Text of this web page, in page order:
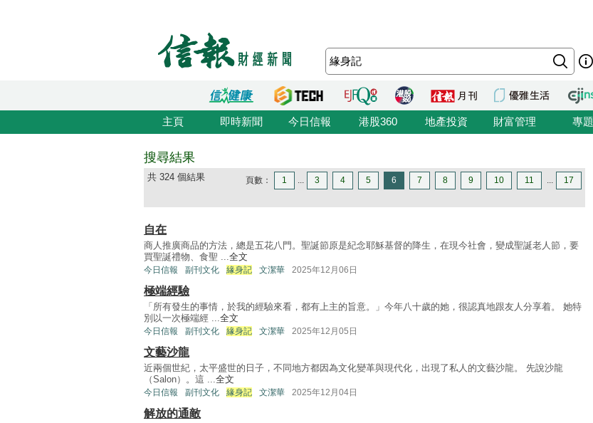
主頁 即時新聞 今日信報 港股360 地產投資 財富管理 專題
搜尋結果
共 324 個結果 頁數： 1 ... 3 4 5 6 7 8 9 10 11 ... 17
自在
商人推廣商品的方法，總是五花八門。聖誕節原是紀念耶穌基督的降生，在現今社會，變成聖誕老人節，要
買聖誕禮物、食聖 ...全文
今日信報 副刊文化 緣身記 文潔華 2025年12月06日
極端經驗
「所有發生的事情，於我的經驗來看，都有上主的旨意。」今年八十歲的她，很認真地跟友人分享着。 她特
別以一次極端經 ...全文
今日信報 副刊文化 緣身記 文潔華 2025年12月05日
文藝沙龍
近兩個世紀，太平盛世的日子，不同地方都因為文化變革與現代化，出現了私人的文藝沙龍。 先說沙龍
（Salon）。這 ...全文
今日信報 副刊文化 緣身記 文潔華 2025年12月04日
解放的通敵